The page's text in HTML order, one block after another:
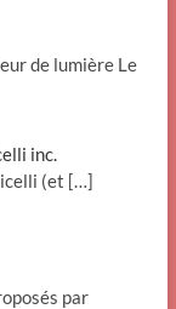
de lumière Le
inc.
(et […]
par